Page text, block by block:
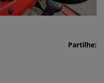
Partilhe: